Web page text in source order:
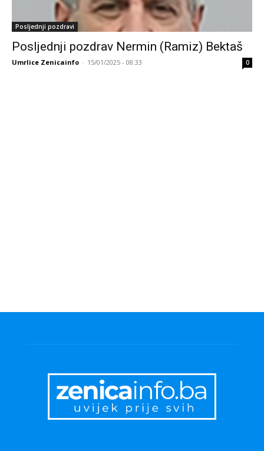
Posljednji pozdravi
Posljednji pozdrav Nermin (Ramiz) Bektaš
Umrlice Zenicainfo - 15/01/2025 - 08:33 0